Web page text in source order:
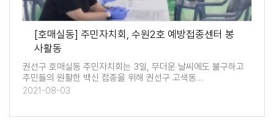
[호매실동] 주민자치회, 수원2호 예방접종센터 봉
사활동
권선구 호매실동 주민자치회는 3일, 무더운 날씨에도 불구하고
주민들의 원활한 백신 접종을 위해 권선구 고색동…
2021-08-03